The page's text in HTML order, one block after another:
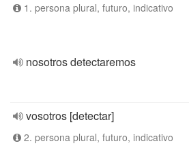
1. persona plural, futuro, indicativo
nosotros detectaremos
vosotros [detectar]
2. persona plural, futuro, indicativo